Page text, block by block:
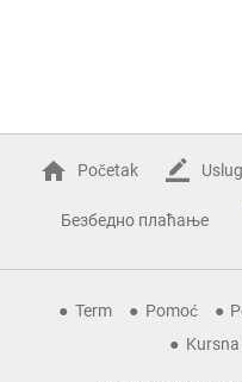
Početak
Безбедно плаћање
Term Pomoć